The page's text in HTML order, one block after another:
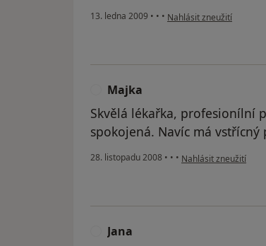
13. ledna 2009 • • • podle názoru uživatele Ája
Nahlásit zneužití
Majka
Skvělá lékařka, profesionílní
spokojená. Navíc má
28. listopadu 2008 • • • podle názoru
Nahlásit zneužití
Jana